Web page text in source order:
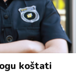
koštati